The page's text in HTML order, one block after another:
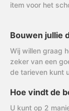
item voor het
Bouwen jullie
Wij willen graag
zeker van een
de tarieven kunt
Hoe vindt de
U kunt op 2